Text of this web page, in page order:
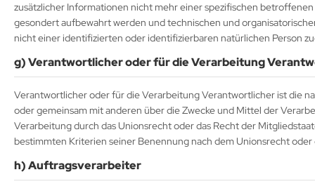
zusätzlicher Informationen nicht mehr einer spezifischen
gesondert aufbewahrt werden und technischen und
nicht einer identifizierten oder identifizierbaren natürlichen Person
g) Verantwortlicher oder für die Verarbeitung
Verantwortlicher oder für die Verarbeitung Verantwortlicher ist die
oder gemeinsam mit anderen über die Zwecke und Mittel der
Verarbeitung durch das Unionsrecht oder das Recht der
bestimmten Kriterien seiner Benennung nach dem Unionsrecht
h) Auftragsverarbeiter